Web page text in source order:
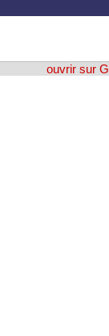
ouvrir sur